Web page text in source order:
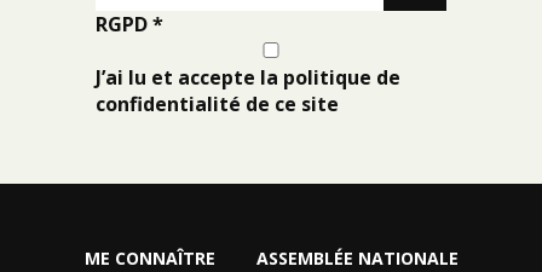
RGPD*
J’ai lu et accepte la politique de
confidentialité de ce site
ME CONNAÎTRE
ASSEMBLÉE NATIONALE